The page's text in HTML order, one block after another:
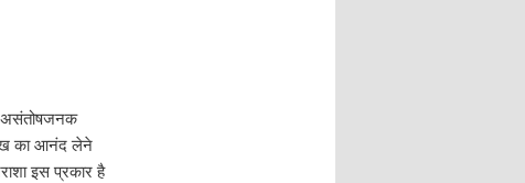
असंतोषजनक
का आनंद लेने
इस प्रकार है